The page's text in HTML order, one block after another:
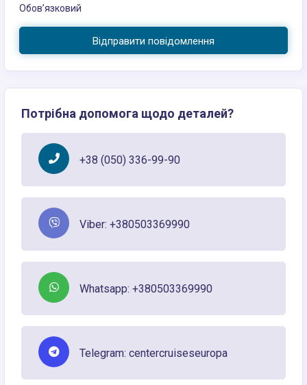
Обов’язковий
Відправити повідомлення
Потрібна допомога щодо деталей?
+38 (050) 336-99-90
Viber: +380503369990
Whatsapp: +380503369990
Telegram: centercruiseseuropa